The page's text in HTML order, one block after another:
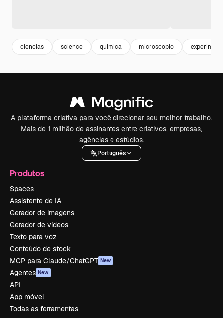
ciencias science quimica microscopio
A plataforma criativa para você direcionar seu melhor trabalho.
Mais de 1 milhão de assinantes entre criativos, empresas,
agências e estúdios.
Português
Produtos
Spaces
Assistente de IA
Gerador de imagens
Gerador de vídeos
Texto para voz
Conteúdo de stock
MCP para Claude/ChatGPT New
Agentes New
API
App móvel
Todas as ferramentas